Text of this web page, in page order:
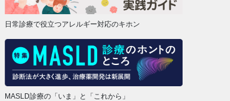
日常診療で役立つアレルギー対応のキホン
MASLD診療の「いま」と「これから」